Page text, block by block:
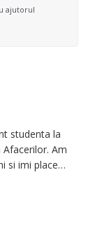
ajutorul
studenta la
Am
si imi place
copil. Sunt o
ofer o
si imi doresc